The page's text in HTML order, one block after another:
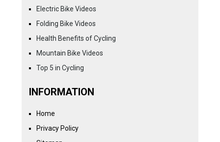
Electric Bike Videos
Folding Bike Videos
Health Benefits of Cycling
Mountain Bike Videos
Top 5 in Cycling
INFORMATION
Home
Privacy Policy